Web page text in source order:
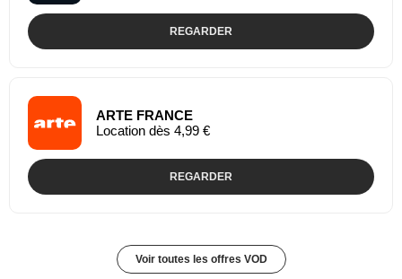
REGARDER
ARTE FRANCE
Location dès 4,99 €
REGARDER
Voir toutes les offres VOD